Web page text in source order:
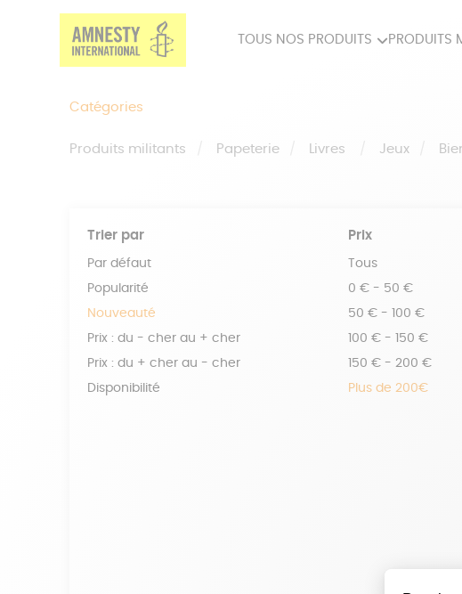
TOUS NOS PRODUITS PRODUITS
Catégories
Produits militants Papeterie Livres Jeux
Trier par
Par défaut
Popularité
Nouveauté
Prix : du - cher au + cher
Prix : du + cher au - cher
Disponibilité
Prix
Tous
0 € - 50 €
50 € - 100 €
100 € - 150 €
150 € - 200 €
Plus de 200€